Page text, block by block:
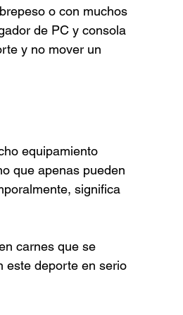
o con muchos
de PC y consola
y no mover un
equipamiento
que apenas pueden
significa
carnes que se
este deporte en serio